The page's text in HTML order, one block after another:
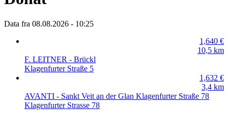
Data fra 08.08.2026 - 10:25
1,640 €
10,5 km
F. LEITNER - Brückl
Klagenfurter Straße 5
1,632 €
3,4 km
AVANTI - Sankt Veit an der Glan Klagenfurter Straße 78
Klagenfurter Strasse 78